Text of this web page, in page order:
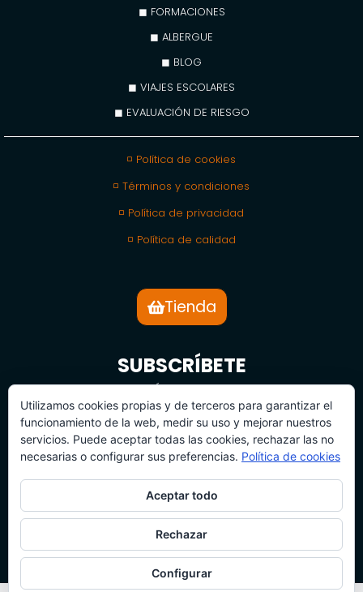
◼ FORMACIONES
◼ ALBERGUE
◼ BLOG
◼ VIAJES ESCOLARES
◼ EVALUACIÓN DE RIESGO
◽ Política de cookies
◽ Términos y condiciones
◽ Política de privacidad
◽ Política de calidad
Tienda
SUBSCRÍBETE
BOLETÍN DE NOTICIAS
SUBSCRÍBETE
Utilizamos cookies propias y de terceros para garantizar el
funcionamiento de la web, medir su uso y mejorar nuestros
servicios. Puede aceptar todas las cookies, rechazar las no
necesarias o configurar sus preferencias. Política de cookies
Aceptar todo
Rechazar
Configurar